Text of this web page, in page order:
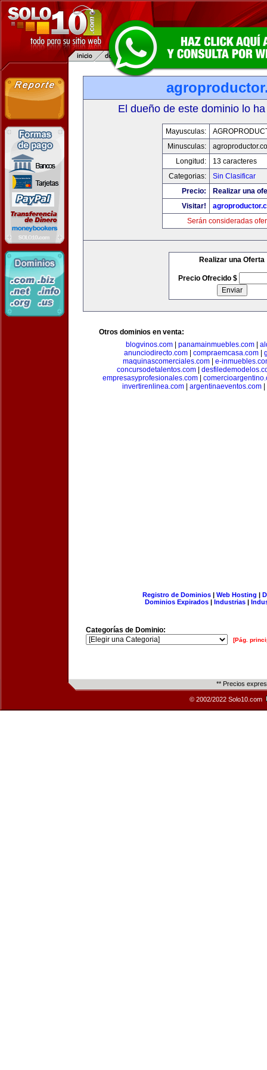
El dueño de este dominio lo
Mayusculas:
Minusculas:
Longitud:
13 caracteres
Categorias:
Sin Clasificar
Precio:
Realizar una
Visitar!
Serán consideradas
Realizar una Oferta
Precio Ofrecido $
Otros dominios en venta:
blogvinos.com| panamainmuebles.com|
anunciodirecto.com| compraemcasa.com|
maquinascomerciales.com
e-
concursodetalentos.com|
empresasyprofesionales.com|
invertirenlinea.com| argentinaeventos.com|
Registro de Dominios| Web Hosting |
Dominios Expirados | Industrias |
Categorías de Dominio:
[Pág.
** Precios
© 2002/2022 Solo10.com